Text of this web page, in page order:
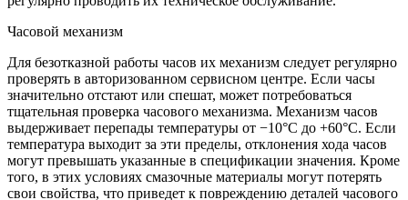
Часовой механизм
Для безотказной работы часов их механизм следует регулярно
проверять в авторизованном сервисном центре. Если часы
значительно отстают или спешат, может потребоваться
тщательная проверка часового механизма. Механизм часов
выдерживает перепады температуры от −10°C до +60°C. Если
температура выходит за эти пределы, отклонения хода часов
могут превышать указанные в спецификации значения. Кроме
того, в этих условиях смазочные материалы могут потерять
свои свойства, что приведет к повреждению деталей часового